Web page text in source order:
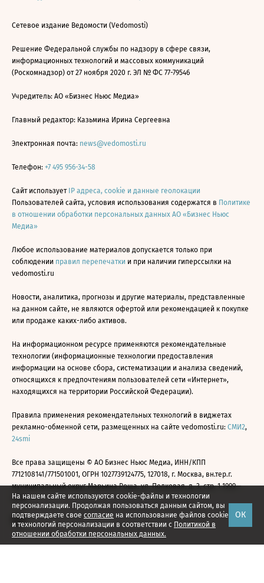
На нашем сайте используются cookie-файлы и технологии
персонализации. Продолжая пользоваться данным сайтом, вы
подтверждаете свое согласие на использование файлов cookie
и технологий персонализации в соответствии с Политикой в
отношении обработки персональных данных.
ОК
Сетевое издание Ведомости (Vedomosti)
Решение Федеральной службы по надзору в сфере связи,
информационных технологий и массовых коммуникаций
(Роскомнадзор) от 27 ноября 2020 г. ЭЛ № ФС 77-79546
Учредитель: АО «Бизнес Ньюс Медиа»
Главный редактор: Казьмина Ирина Сергеевна
Электронная почта: news@vedomosti.ru
Телефон: +7 495 956-34-58
Сайт использует IP адреса, cookie и данные геолокации
Пользователей сайта, условия использования содержатся в Политике
в отношении обработки персональных данных АО «Бизнес Ньюс
Медиа»
Любое использование материалов допускается только при
соблюдении правил перепечатки и при наличии гиперссылки на
vedomosti.ru
Новости, аналитика, прогнозы и другие материалы, представленные
на данном сайте, не являются офертой или рекомендацией к покупке
или продаже каких-либо активов.
На информационном ресурсе применяются рекомендательные
технологии (информационные технологии предоставления
информации на основе сбора, систематизации и анализа сведений,
относящихся к предпочтениям пользователей сети «Интернет»,
находящихся на территории Российской Федерации).
Правила применения рекомендательных технологий в виджетах
рекламно-обменной сети, размещенных на сайте vedomosti.ru: СМИ2,
24smi
Все права защищены © АО Бизнес Ньюс Медиа, ИНН/КПП
7712108141/771501001, ОГРН 1027739124775, 127018, г. Москва, вн.тер.г.
муниципальный округ Марьина Роща, ул. Полковая, д. 3, стр. 1 1999—
2026